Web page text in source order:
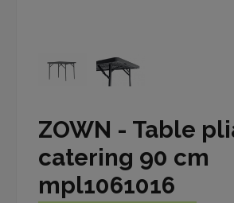
ZOWN - Table
catering 90 cm
mpl1061016